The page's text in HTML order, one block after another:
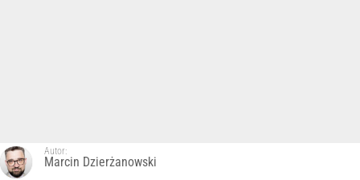
Autor:
Marcin Dzierżanowski